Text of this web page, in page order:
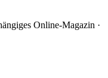
Online-Magazin ·